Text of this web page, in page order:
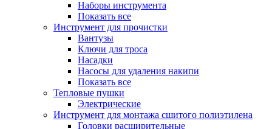
Наборы инструмента
Показать все
Инструмент для прочистки
Вантузы
Ключи для троса
Насадки
Насосы для удаления накипи
Показать все
Тепловые пушки
Электрические
Инструмент для монтажа сшитого полиэтилена
Головки расширительные